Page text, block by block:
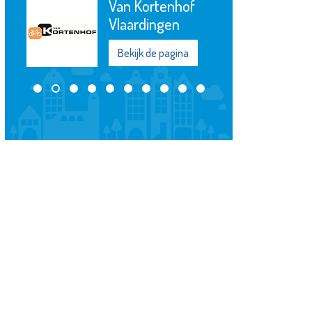
De Witte
Garantiemakelaars
Bekijk de pagina